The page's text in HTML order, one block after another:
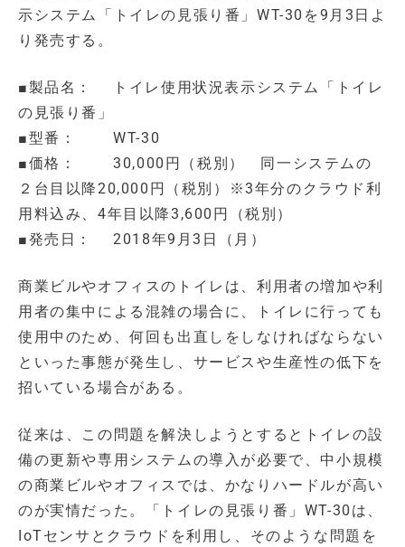
示システム「トイレの見張り番」WT-30を9月3日よ
り発売する。
■製品名： トイレ使用状況表示システム「トイレ
の見張り番」
■型番： WT-30
■価格： 30,000円（税別） 同一システムの
２台目以降20,000円（税別）※3年分のクラウド利
用料込み、4年目以降3,600円（税別）
■発売日： 2018年9月3日（月）
商業ビルやオフィスのトイレは、利用者の増加や利
用者の集中による混雑の場合に、トイレに行っても
使用中のため、何回も出直しをしなければならない
といった事態が発生し、サービスや生産性の低下を
招いている場合がある。
従来は、この問題を解決しようとするとトイレの設
備の更新や専用システムの導入が必要で、中小規模
の商業ビルやオフィスでは、かなりハードルが高い
のが実情だった。「トイレの見張り番」WT-30は、
IoTセンサとクラウドを利用し、そのような問題を